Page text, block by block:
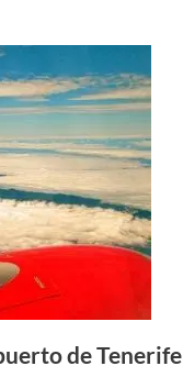
de Tenerife